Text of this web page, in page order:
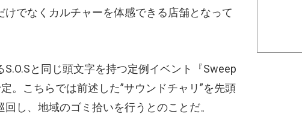
でなくカルチャーを体感できる店舗となって
と同じ頭文字を持つ定例イベント『Sweep
。こちらでは前述した”サウンドチャリ”を先頭
し、地域のゴミ拾いを行うとのことだ。